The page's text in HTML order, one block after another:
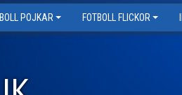
POJKAR FOTBOLL FLICKOR